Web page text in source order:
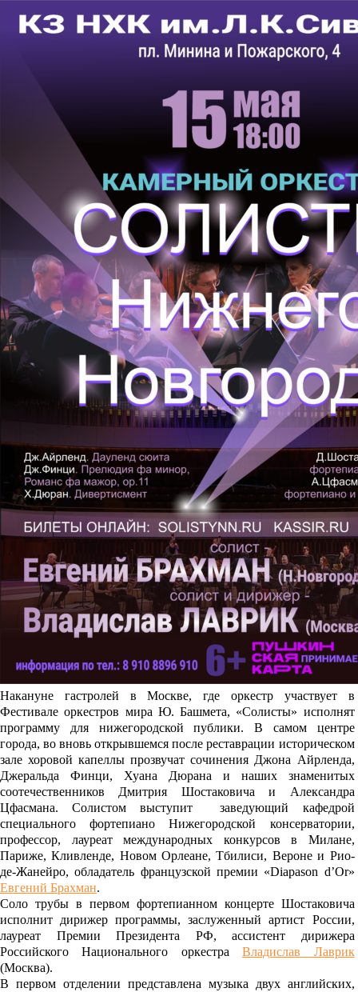
Накануне гастролей в Москве, где оркестр участвует в
Фестивале оркестров мира Ю. Башмета, «Солисты» исполнят
программу для нижегородской публики. В самом центре
города, во вновь открывшемся после реставрации историческом
зале хоровой капеллы прозвучат сочинения Джона Айрленда,
Джеральда Финци, Хуана Дюрана и наших знаменитых
соотечественников Дмитрия Шостаковича и Александра
Цфасмана. Солистом выступит заведующий кафедрой
специального фортепиано Нижегородской консерватории,
профессор, лауреат международных конкурсов в Милане,
Париже, Кливленде, Новом Орлеане, Тбилиси, Вероне и Рио-
де-Жанейро, обладатель французской премии «Diapason d’Or»
Евгений Брахман.
Соло трубы в первом фортепианном концерте Шостаковича
исполнит дирижер программы, заслуженный артист России,
лауреат Премии Президента РФ, ассистент дирижера
Российского Национального оркестраВладислав Лаврик
(Москва).
В первом отделении представлена музыка двух английских,